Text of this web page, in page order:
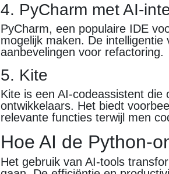
4. PyCharm met AI-
PyCharm, een populaire IDE
mogelijk maken. De
aanbevelingen voor refactoring.
5. Kite
Kite is een AI-codeassistent
ontwikkelaars. Het biedt
relevante functies terwijl men
Hoe AI de Python-
Het gebruik van AI-tools